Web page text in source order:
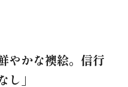
やかな襖絵。信行
」